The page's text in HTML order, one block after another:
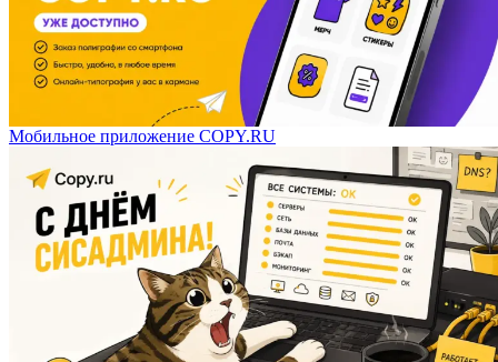
Мобильное приложение COPY.RU